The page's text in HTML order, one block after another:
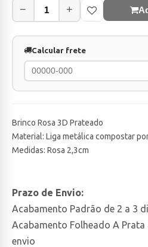
− +
Calcular frete
Brinco Rosa 3D Prateado
Material: Liga metálica compostar
Medidas: Rosa 2,3cm
Prazo de Envio:
Acabamento Padrão de 2 a 3
Acabamento Folheado A
envio